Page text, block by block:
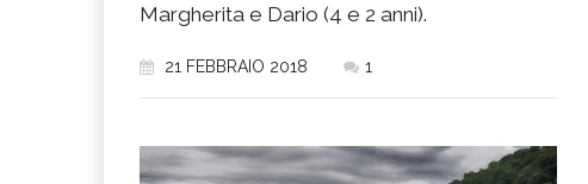
Margherita e Dario (4 e 2 anni).
21 FEBBRAIO 2018 1